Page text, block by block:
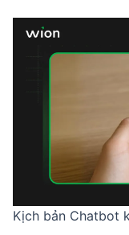
Kịch bản Chatbot